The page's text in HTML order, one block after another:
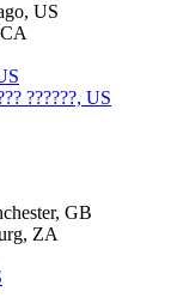
US
??????, US
GB
ZA